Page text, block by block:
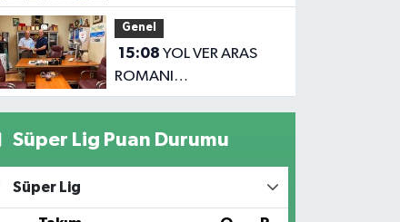
çıkan uzaklaştırma
kararlı koca ikna edildi
Genel
15:08
ROMANI
OKUYUCUSUYLA
Süper Lig Puan Durumu
Süper Lig